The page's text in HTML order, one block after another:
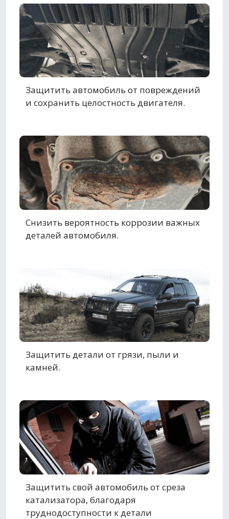
Защитить автомобиль от повреждений
и сохранить целостность двигателя.
Снизить вероятность коррозии важных
деталей автомобиля.
Защитить детали от грязи, пыли и
камней.
Защитить свой автомобиль от среза
катализатора, благодаря
труднодоступности к детали